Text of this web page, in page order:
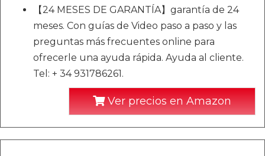
【24 MESES DE GARANTÍA】garantía de 24
meses. Con guías de Video paso a paso y las
preguntas más frecuentes online para
ofrecerle una ayuda rápida. Ayuda al cliente.
Tel: + 34 931786261.
Ver precios en Amazon